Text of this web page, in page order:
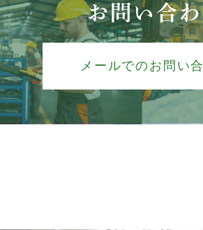
お問い合
メールでのお問い